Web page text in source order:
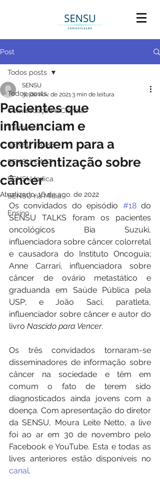
Post
Todos posts
Comunicação e Ciência
Entrevistas
SENSU TALKS
SENSU CAST
SENSU Indica
SENSU na Mídia
Ensino
Todos posts
Pacientes que
influenciam e
contribuem para a
conscientização sobre
câncer
SENSU
30 de nov. de 20213 min de leitura
Atualizado:16 de ago. de 2022
Os convidados do episódio #18 do
SENSU TALKS foram os pacientes
oncológicos Bia Suzuki,
influenciadora sobre câncer colorretal
e causadora do Instituto Oncoguia;
Anne Carrari, influenciadora sobre
câncer de ovário metastático e
graduanda em Saúde Pública pela
USP; e João Saci, paratleta,
influenciador sobre câncer e autor do
livro Nascido para Vencer.
Os três convidados tornaram-se
disseminadores de informação sobre
câncer na sociedade e têm em
comum o fato de terem sido
diagnosticados ainda jovens com a
doença. Com apresentação do diretor
da SENSU, Moura Leite Netto, a live
foi ao ar em 30 de novembro pelo
Facebook e YouTube. Esta e todas as
lives anteriores estão disponíveis no
canal.